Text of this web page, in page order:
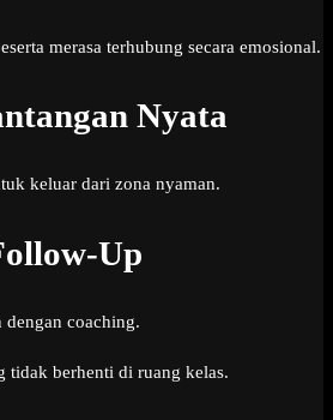
merasa terhubung secara emosional.
Nyata
keluar dari zona nyaman.
Up
coaching.
tidak berhenti di ruang kelas.